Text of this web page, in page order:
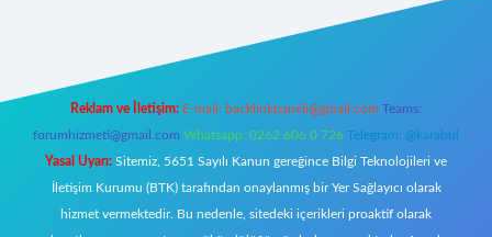
Reklam ve İletişim: E-mail: backlinkpaneli@gmail.com Teams:
forumhizmeti@gmail.com Whatsapp: 0262 606 0 726 Telegram: @karabul
Yasal Uyarı: Sitemiz, 5651 Sayılı Kanun gereğince Bilgi Teknolojileri ve
İletişim Kurumu (BTK) tarafından onaylanmış bir Yer Sağlayıcı olarak
hizmet vermektedir. Bu nedenle, sitedeki içerikleri proaktif olarak